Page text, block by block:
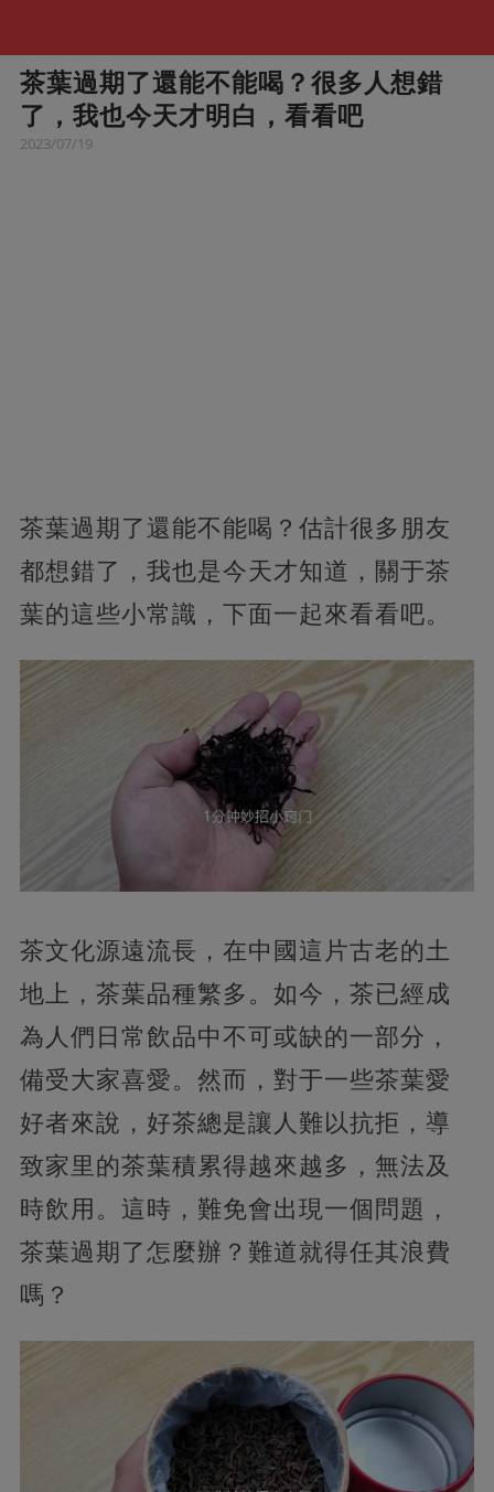
茶葉過期了還能不能喝？很多人想錯
了，我也今天才明白，看看吧
2023/07/19
茶葉過期了還能不能喝？估計很多朋友
都想錯了，我也是今天才知道，關于茶
葉的這些小常識，下面一起來看看吧。
茶文化源遠流長，在中國這片古老的土
地上，茶葉品種繁多。如今，茶已經成
為人們日常飲品中不可或缺的一部分，
備受大家喜愛。然而，對于一些茶葉愛
好者來說，好茶總是讓人難以抗拒，導
致家里的茶葉積累得越來越多，無法及
時飲用。這時，難免會出現一個問題，
茶葉過期了怎麼辦？難道就得任其浪費
嗎？